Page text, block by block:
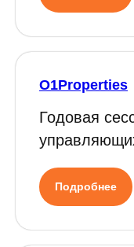
O1Properties
Годовая
Подробнее